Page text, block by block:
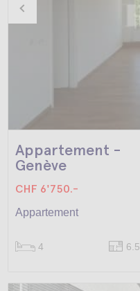
Appartement -
Genève
CHF 6'750.-
Appartement
4 6.5